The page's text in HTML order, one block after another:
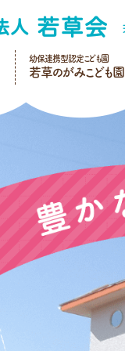
幼保連携型認定こども園
若草のがみこども園